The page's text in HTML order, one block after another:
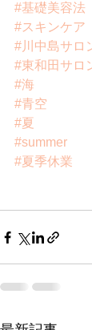
#基礎美容法
#スキンケア
#川中島サロ
#東和田サロ
#海
#青空
#夏
#summer
#夏季休業